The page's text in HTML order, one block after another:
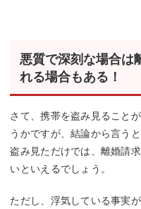
悪質で深刻な場合は
れる場合もある！
さて、携帯を盗み見ること
うかですが、結論から言う
盗み見ただけでは、離婚請
いといえるでしょう。
ただし、浮気している事実